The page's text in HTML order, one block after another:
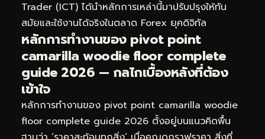
Trader (ICT) ได้นำหลักการเหล่านี้มาปรับปรุงให้ทัน
สมัยและใช้งานได้จริงในตลาด Forex ยุคดิจิทัล
หลักการทำงานของ pivot point
camarilla woodie floor complete
guide 2026 — กลไกเบื้องหลังที่ต้อง
เข้าใจ
หลักการทำงานของ pivot point camarilla woodie
floor complete guide 2026 ตั้งอยู่บนแนวคิดพื้น